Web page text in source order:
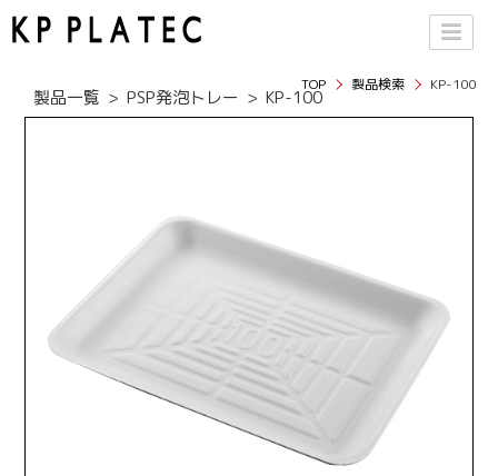
TOP 製品検索 KP-100
製品一覧 PSP発泡トレー KP-100